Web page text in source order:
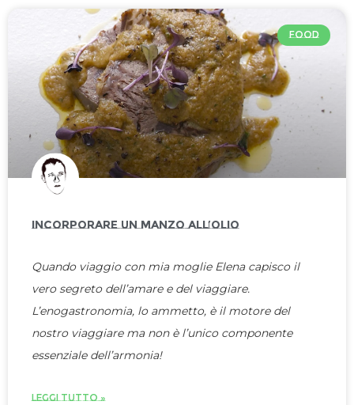
FOOD
INCORPORARE UN MANZO ALL’OLIO
Quando viaggio con mia moglie Elena capisco il
vero segreto dell’amare e del viaggiare.
L’enogastronomia, lo ammetto, è il motore del
nostro viaggiare ma non è l’unico componente
essenziale dell’armonia!
LEGGI TUTTO »